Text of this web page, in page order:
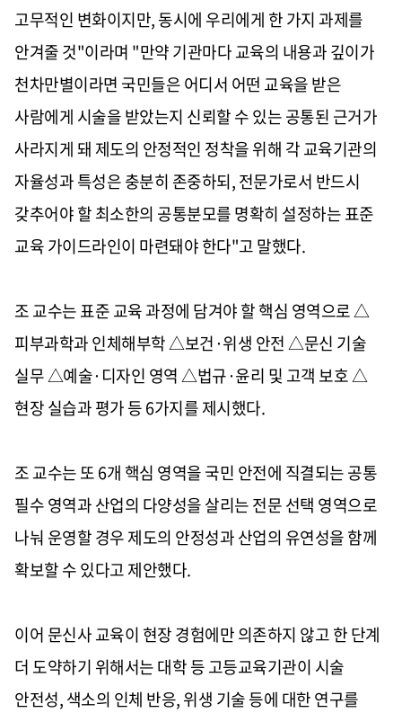
고무적인 변화이지만, 동시에 우리에게 한 가지 과제를
안겨줄 것"이라며 "만약 기관마다 교육의 내용과 깊이가
천차만별이라면 국민들은 어디서 어떤 교육을 받은
사람에게 시술을 받았는지 신뢰할 수 있는 공통된 근거가
사라지게 돼 제도의 안정적인 정착을 위해 각 교육기관의
자율성과 특성은 충분히 존중하되, 전문가로서 반드시
갖추어야 할 최소한의 공통분모를 명확히 설정하는 표준
교육 가이드라인이 마련돼야 한다"고 말했다.
조 교수는 표준 교육 과정에 담겨야 할 핵심 영역으로 △
피부과학과 인체해부학 △보건·위생 안전 △문신 기술
실무 △예술·디자인 영역 △법규·윤리 및 고객 보호 △
현장 실습과 평가 등 6가지를 제시했다.
조 교수는 또 6개 핵심 영역을 국민 안전에 직결되는 공통
필수 영역과 산업의 다양성을 살리는 전문 선택 영역으로
나눠 운영할 경우 제도의 안정성과 산업의 유연성을 함께
확보할 수 있다고 제안했다.
이어 문신사 교육이 현장 경험에만 의존하지 않고 한 단계
더 도약하기 위해서는 대학 등 고등교육기관이 시술
안전성, 색소의 인체 반응, 위생 기술 등에 대한 연구를